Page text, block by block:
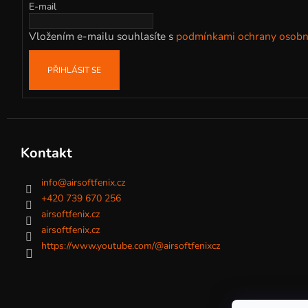
E-mail
Vložením e-mailu souhlasíte s podmínkami ochrany
PŘIHLÁSIT SE
Kontakt
info@airsoftfenix.cz
+420 739 670 256
airsoftfenix.cz
airsoftfenix.cz
https://www.youtube.com/@airsoftfenixcz